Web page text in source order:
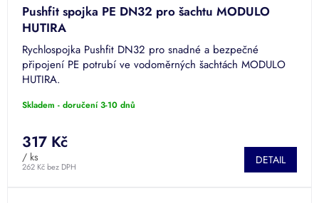
Pushfit spojka PE DN32 pro šachtu MODULO
HUTIRA
Rychlospojka Pushfit DN32 pro snadné a bezpečné
připojení PE potrubí ve vodoměrných šachtách MODULO
HUTIRA.
Skladem - doručení 3-10 dnů
262 Kč bez DPH
317 Kč
/ ks DETAIL